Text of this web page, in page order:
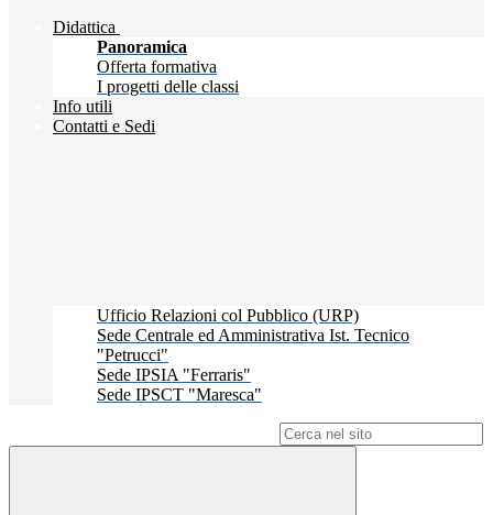
Didattica
Panoramica
Offerta formativa
I progetti delle classi
Info utili
Contatti e Sedi
Ufficio Relazioni col Pubblico (URP)
Sede Centrale ed Amministrativa Ist. Tecnico
"Petrucci"
Sede IPSIA "Ferraris"
Sede IPSCT "Maresca"